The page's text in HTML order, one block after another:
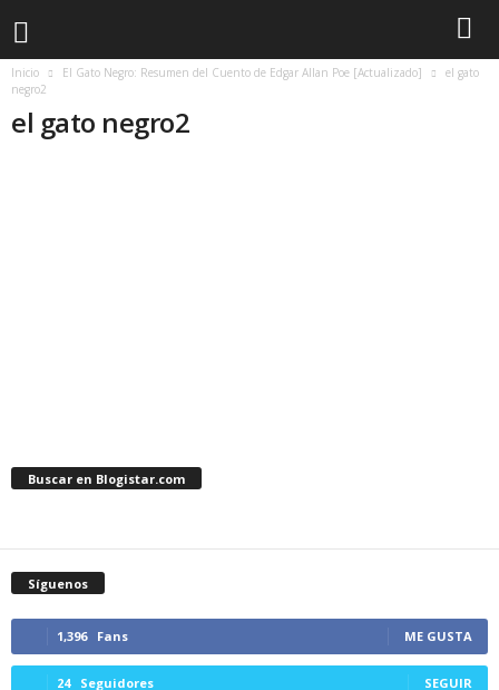
Inicio El Gato Negro: Resumen del Cuento de Edgar Allan Poe [Actualizado]
el gato
negro2
el gato negro2
Buscar en Blogistar.com
Síguenos
1,396 Fans ME GUSTA
24 Seguidores SEGUIR